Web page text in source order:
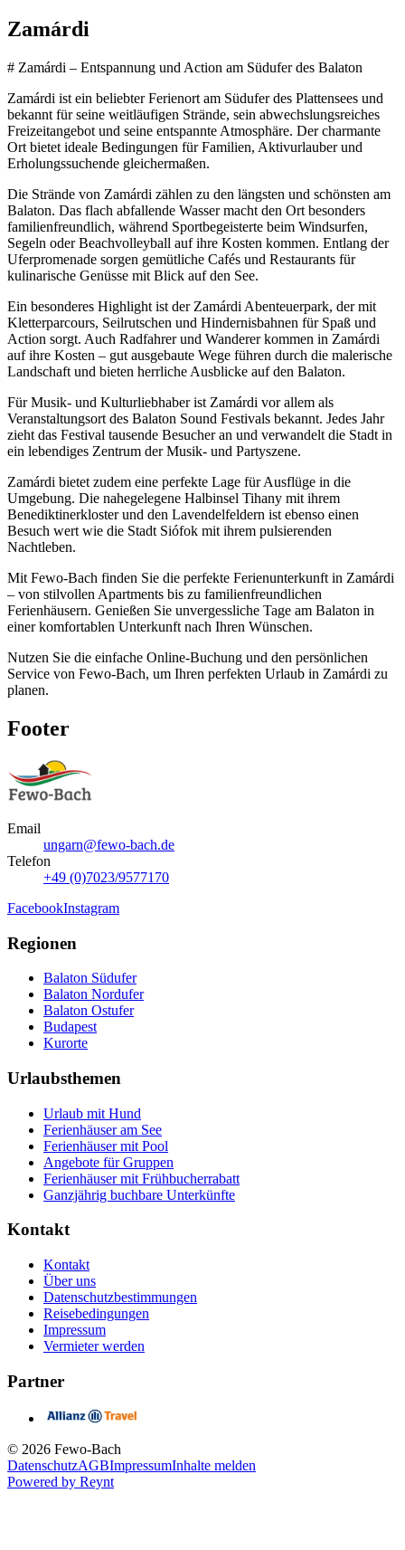
Zamárdi
# Zamárdi – Entspannung und Action am Südufer des Balaton
Zamárdi ist ein beliebter Ferienort am Südufer des Plattensees und
bekannt für seine weitläufigen Strände, sein abwechslungsreiches
Freizeitangebot und seine entspannte Atmosphäre. Der charmante
Ort bietet ideale Bedingungen für Familien, Aktivurlauber und
Erholungssuchende gleichermaßen.
Die Strände von Zamárdi zählen zu den längsten und schönsten am
Balaton. Das flach abfallende Wasser macht den Ort besonders
familienfreundlich, während Sportbegeisterte beim Windsurfen,
Segeln oder Beachvolleyball auf ihre Kosten kommen. Entlang der
Uferpromenade sorgen gemütliche Cafés und Restaurants für
kulinarische Genüsse mit Blick auf den See.
Ein besonderes Highlight ist der Zamárdi Abenteuerpark, der mit
Kletterparcours, Seilrutschen und Hindernisbahnen für Spaß und
Action sorgt. Auch Radfahrer und Wanderer kommen in Zamárdi
auf ihre Kosten – gut ausgebaute Wege führen durch die malerische
Landschaft und bieten herrliche Ausblicke auf den Balaton.
Für Musik- und Kulturliebhaber ist Zamárdi vor allem als
Veranstaltungsort des Balaton Sound Festivals bekannt. Jedes Jahr
zieht das Festival tausende Besucher an und verwandelt die Stadt in
ein lebendiges Zentrum der Musik- und Partyszene.
Zamárdi bietet zudem eine perfekte Lage für Ausflüge in die
Umgebung. Die nahegelegene Halbinsel Tihany mit ihrem
Benediktinerkloster und den Lavendelfeldern ist ebenso einen
Besuch wert wie die Stadt Siófok mit ihrem pulsierenden
Nachtleben.
Mit Fewo-Bach finden Sie die perfekte Ferienunterkunft in Zamárdi
– von stilvollen Apartments bis zu familienfreundlichen
Ferienhäusern. Genießen Sie unvergessliche Tage am Balaton in
einer komfortablen Unterkunft nach Ihren Wünschen.
Nutzen Sie die einfache Online-Buchung und den persönlichen
Service von Fewo-Bach, um Ihren perfekten Urlaub in Zamárdi zu
planen.
Footer
Email
ungarn@fewo-bach.de
Telefon
+49 (0)7023/9577170
FacebookInstagram
Regionen
Balaton Südufer
Balaton Nordufer
Balaton Ostufer
Budapest
Kurorte
Urlaubsthemen
Urlaub mit Hund
Ferienhäuser am See
Ferienhäuser mit Pool
Angebote für Gruppen
Ferienhäuser mit Frühbucherrabatt
Ganzjährig buchbare Unterkünfte
Kontakt
Kontakt
Über uns
Datenschutzbestimmungen
Reisebedingungen
Impressum
Vermieter werden
Partner
© 2026 Fewo-Bach
DatenschutzAGBImpressumInhalte melden
Powered by Reynt